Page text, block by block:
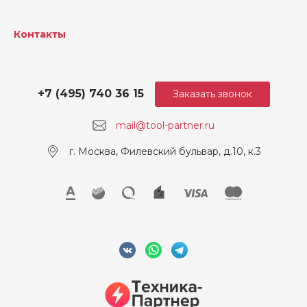
Контакты
mail@tool-partner.ru
+7 (495) 740 36 15
г. Москва, Филевский бульвар, д.10, к.3
Заказать звонок